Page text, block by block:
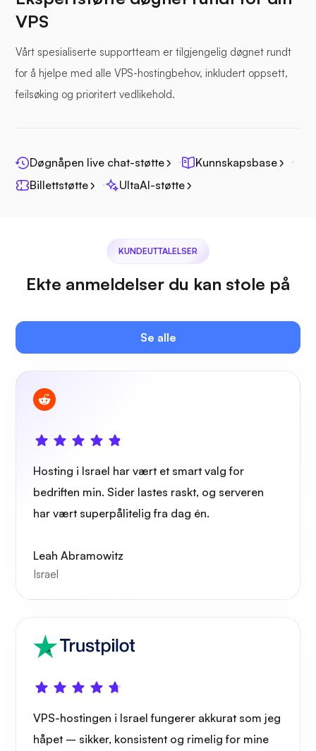
Trådbeskyttelse
VPS
Vårt spesialiserte supportteam er tilgjengelig døgnet rundt
for å hjelpe med alle VPS-hostingbehov, inkludert oppsett,
feilsøking og prioritert vedlikehold.
Døgnåpen live chat-støtte
Kunnskapsbase
Billettstøtte
UltaAI-støtte
KUNDEUTTALELSER
Ekte anmeldelser du kan stole på
Se alle
Hosting i Israel har vært et smart valg for
bedriften min. Sider lastes raskt, og serveren
har vært superpålitelig fra dag én.
Leah Abramowitz
Israel
VPS-hostingen i Israel fungerer akkurat som jeg
håpet – sikker, konsistent og rimelig for mine